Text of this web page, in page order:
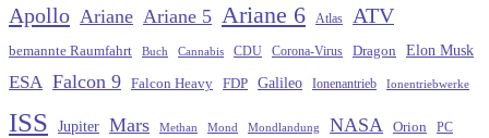
Apollo Ariane Ariane 5 Ariane 6 Atlas ATV
bemannte Raumfahrt Buch Cannabis CDU Corona-Virus Dragon Elon Musk
ESA Falcon 9 Falcon Heavy FDP Galileo Ionenantrieb Ionentriebwerke
ISS Jupiter Mars Methan Mond Mondlandung NASA Orion PC